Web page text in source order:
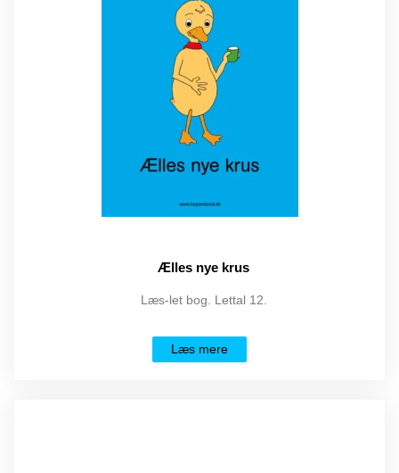
Ælles nye krus
Læs-let bog. Lettal 12.
Læs mere